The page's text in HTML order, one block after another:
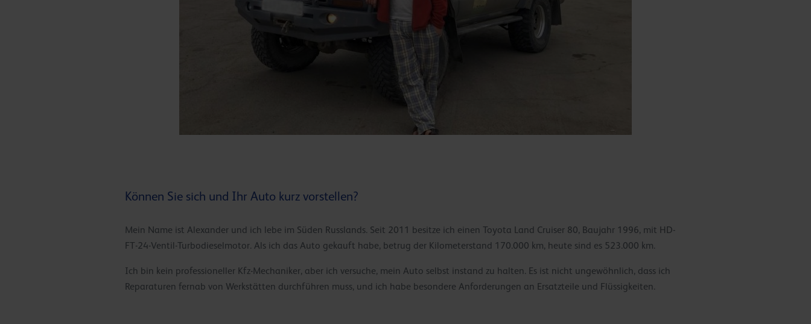
Können Sie sich und Ihr Auto kurz vorstellen?
Mein Name ist Alexander und ich lebe im Süden Russlands. Seit 2011 besitze ich einen Toyota Land Cruiser 80, Baujahr 1996, mit HD-
FT-24-Ventil-Turbodieselmotor. Als ich das Auto gekauft habe, betrug der Kilometerstand 170.000 km, heute sind es 523.000 km.
Ich bin kein professioneller Kfz-Mechaniker, aber ich versuche, mein Auto selbst instand zu halten. Es ist nicht ungewöhnlich, dass ich
Reparaturen fernab von Werkstätten durchführen muss, und ich habe besondere Anforderungen an Ersatzteile und Flüssigkeiten.